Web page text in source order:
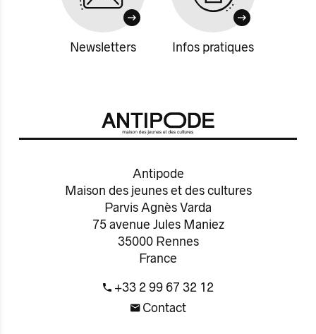
Newsletters Infos pratiques
Antipode
Maison des jeunes et des cultures
Parvis Agnès Varda
75 avenue Jules Maniez
35000 Rennes
France
+33 2 99 67 32 12
Contact